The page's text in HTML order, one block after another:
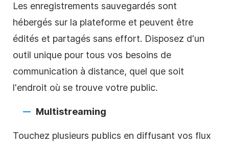
Les enregistrements sauvegardés sont
hébergés sur la plateforme et peuvent être
édités et partagés sans effort. Disposez d'un
outil unique pour tous vos besoins de
communication à distance, quel que soit
l'endroit où se trouve votre public.
Multistreaming
Touchez plusieurs publics en diffusant vos flux